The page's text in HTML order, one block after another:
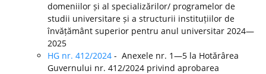
domeniilor și al specializărilor/ programelor de
studii universitare și a structurii instituțiilor de
învățământ superior pentru anul universitar 2024—
2025
HG nr. 412/2024 - Anexele nr. 1—5 la Hotărârea
Guvernului nr. 412/2024 privind aprobarea